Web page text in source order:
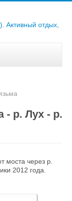
Активный отдых,
- р. Лух - р.
моста через р.
2012 года.